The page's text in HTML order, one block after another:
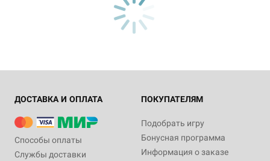
ДОСТАВКА И ОПЛАТА
Способы оплаты
Службы доставки
ПОКУПАТЕЛЯМ
Подобрать игру
Бонусная программа
Информация о заказе